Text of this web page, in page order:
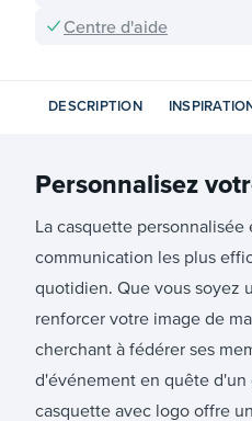
DESCRIPTION
Centre d'aide
Personnalisez
La casquette
communication les plus
quotidien. Que vous soyez
renforcer votre image de
cherchant à fédérer ses
d'événement en quête d'un
casquette avec logo offre